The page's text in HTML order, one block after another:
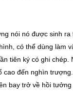
nói nó được sinh
có thể dùng làm
tiên ký có ghi chép.
cao đến nghìn
bay trở về hồi tưởng